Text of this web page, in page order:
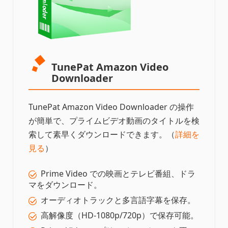
TunePat Amazon Video
Downloader
TunePat Amazon Video Downloader の操作
が簡単で、プライムビデオ動画のタイトルを検
索して素早くダウンロードできます。（詳細を
見る）
Prime Video での映画とテレビ番組、ドラ
マをダウンロード。
オーディオトラックと多言語字幕を保存。
高解像度（HD-1080p/720p）で保存可能。